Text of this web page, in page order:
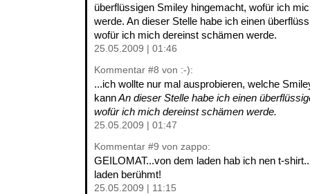
überflüssigen Smiley hingemacht, wofür ich
werde. An dieser Stelle habe ich einen
wofür ich mich dereinst schämen werde.
25.05.2009 | 01:46
Kommentar #8 von :-):
...ich wollte nur mal ausprobieren, welche
kannAn dieser Stelle habe ich einen
wofür ich mich dereinst schämen werde.
25.05.2009 | 01:47
Kommentar #9 von zappo:
GEILOMAT...von dem laden hab ich nen t-
laden berühmt!
25.05.2009 | 11:15